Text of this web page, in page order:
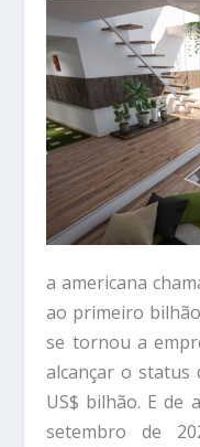
a americana
ao primeiro
se tornou a
alcançar o
US$ bilhão. E de
setembro de